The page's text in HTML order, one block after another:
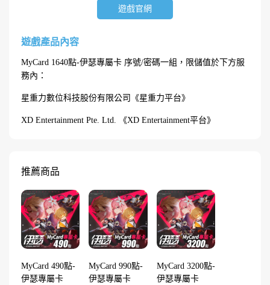
遊戲官網
遊戲產品內容
MyCard 1640點-伊瑟專屬卡 序號/密碼一組，限儲值於下方服
務內：
星重力數位科技股份有限公司《星重力平台》
XD Entertainment Pte. Ltd. 《XD Entertainment平台》
推薦商品
MyCard 490點-
伊瑟專屬卡
MyCard 990點-
伊瑟專屬卡
MyCard 3200點-
伊瑟專屬卡